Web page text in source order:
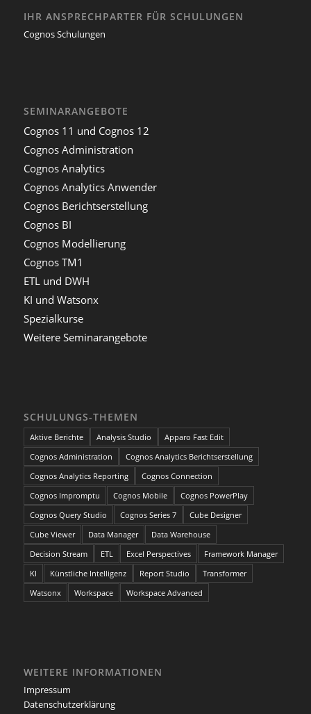
IHR ANSPRECHPARTER FÜR SCHULUNGEN
Cognos Schulungen
SEMINARANGEBOTE
Cognos 11 und Cognos 12
Cognos Administration
Cognos Analytics
Cognos Analytics Anwender
Cognos Berichtserstellung
Cognos BI
Cognos Modellierung
Cognos TM1
ETL und DWH
KI und Watsonx
Spezialkurse
Weitere Seminarangebote
SCHULUNGS-THEMEN
Aktive Berichte Analysis Studio
Apparo Fast Edit
Cognos Administration
Cognos Analytics Berichtserstellung
Cognos Analytics Reporting
Cognos Connection
Cognos Impromptu
Cognos Mobile
Cognos PowerPlay
Cognos Query Studio
Cognos Series 7
Cube Designer
Cube Viewer
Data Manager
Data Warehouse
Decision Stream
ETL Excel Perspectives
Framework Manager
KI
Künstliche Intelligenz Report Studio
Transformer
Watsonx
Workspace Workspace Advanced
WEITERE INFORMATIONEN
Impressum
Datenschutzerklärung